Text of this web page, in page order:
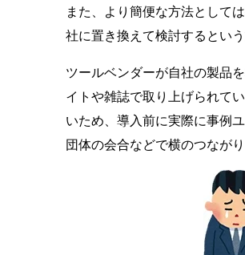
また、より簡便な方法として
社に置き換えて検討するという
ツールベンダーが自社の製品
イトや雑誌で取り上げられて
いため、導入前に実際に事例
団体の会合などで横のつなが